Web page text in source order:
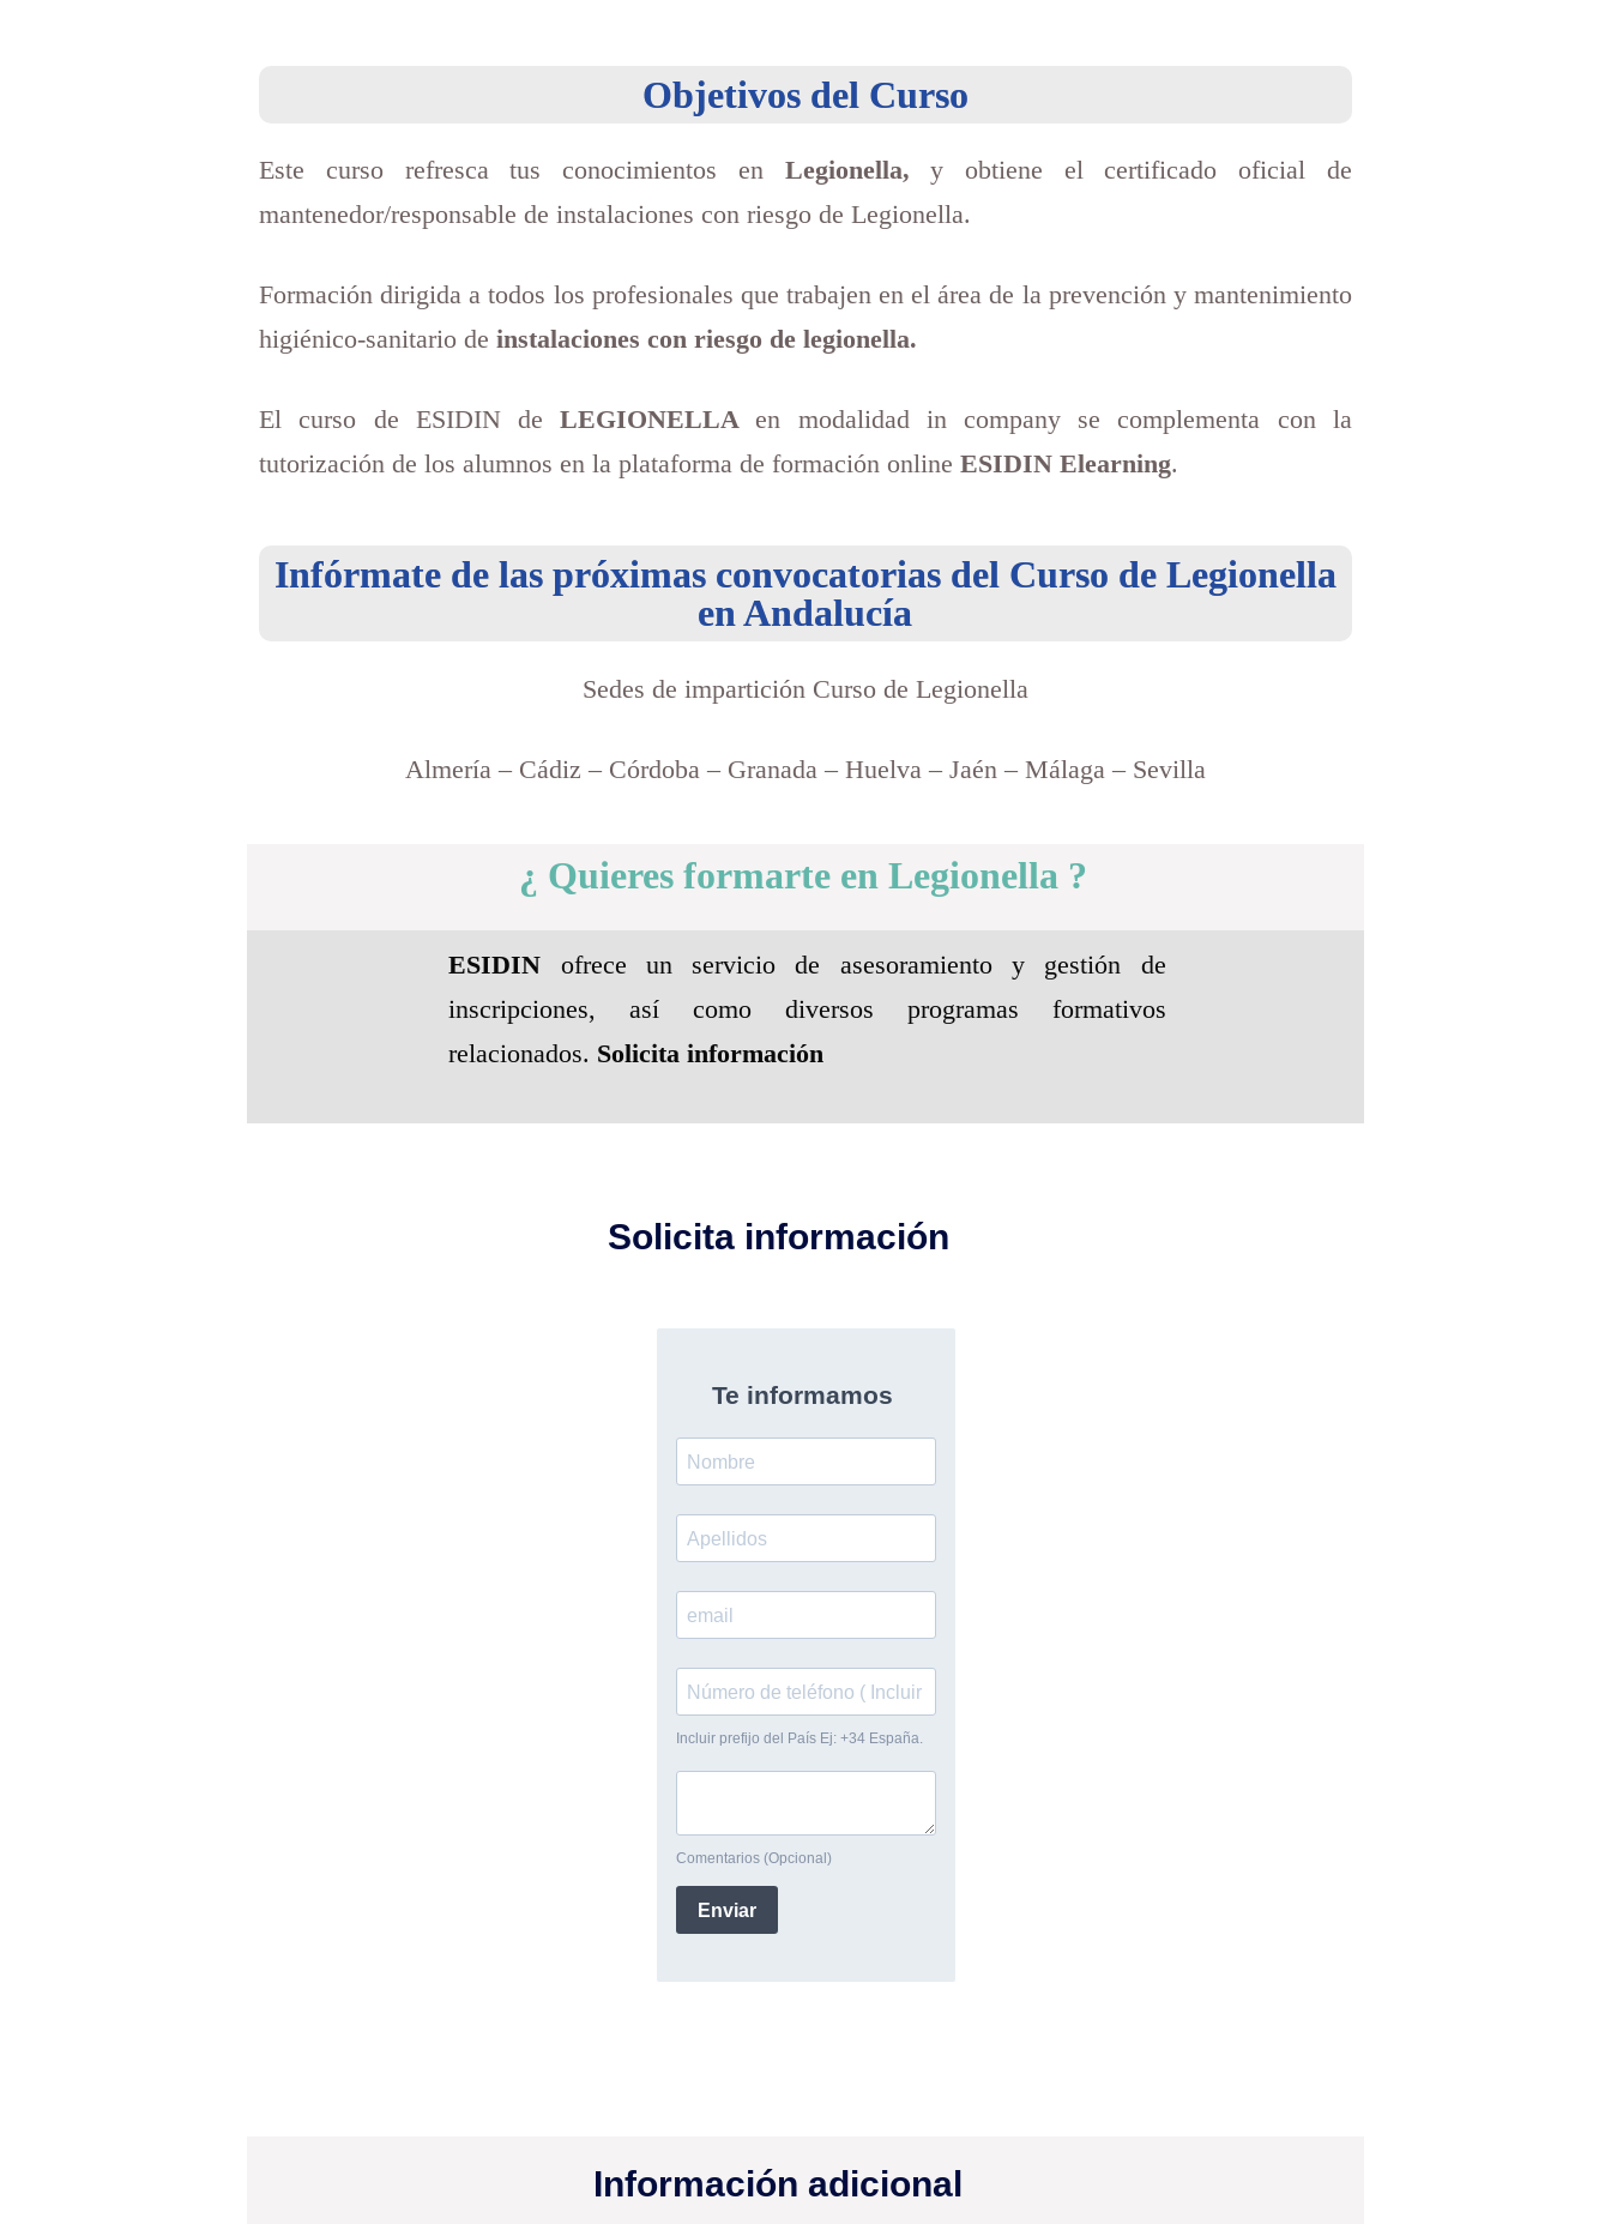
Objetivos del Curso
Este curso refresca tus conocimientos en Legionella,y obtiene el certificado oficial de
mantenedor/responsable de instalaciones con riesgo de Legionella.
Formación dirigida a todos los profesionales que trabajen en el área de la prevención y mantenimiento
higiénico-sanitario de instalaciones con riesgo de legionella.
El curso de ESIDIN deLEGIONELLA en modalidad in company se complementa con la
tutorización de los alumnos en la plataforma de formación onlineESIDIN Elearning.
Infórmate de las próximas convocatorias del Curso de Legionella
en Andalucía
Sedes de impartición Curso de Legionella
Almería – Cádiz – Córdoba – Granada – Huelva – Jaén – Málaga – Sevilla
¿ Quieres formarte en Legionella ?
ESIDIN ofrece un servicio de asesoramiento y gestión de
inscripciones, así como diversos programas formativos
relacionados. Solicita información
Solicita información
Información adicional